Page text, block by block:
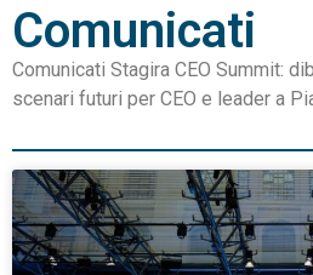
Comunicati
Comunicati Stagira CEO Summit:
scenari futuri per CEO e leader a